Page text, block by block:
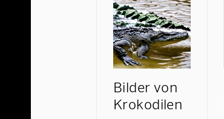
Bilder von
Krokodilen